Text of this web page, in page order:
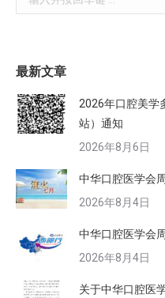
最新文章
2026年口腔美学
站）通知
2026年8月6日
中华口腔医学会
2026年8月4日
中华口腔医学会
2026年8月4日
关于中华口腔医